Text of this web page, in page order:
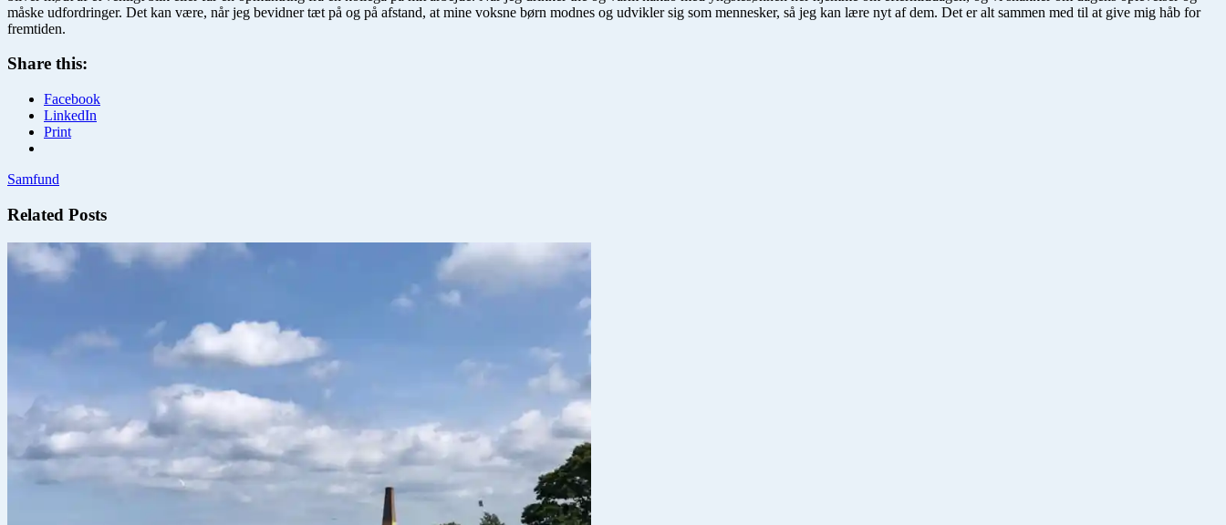
måske udfordringer. Det kan være, når jeg bevidner tæt på og på afstand, at mine voksne børn modnes og udvikler sig som mennesker, så jeg kan lære nyt af dem. Det er alt sammen med til at give mig håb for
fremtiden.
Share this:
Facebook
LinkedIn
Print
Samfund
Related Posts